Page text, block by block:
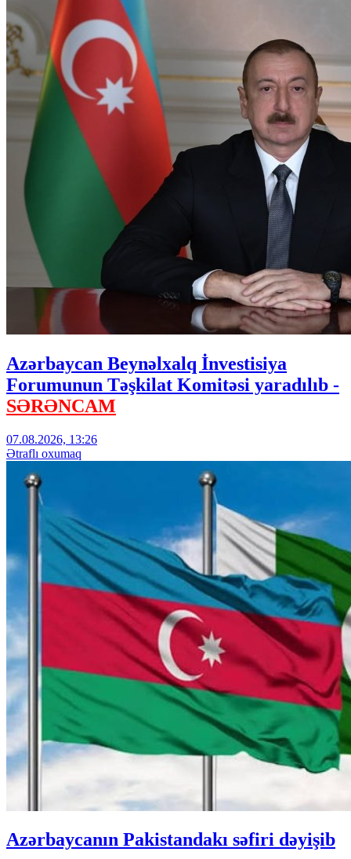
Azərbaycan Beynəlxalq İnvestisiya
Forumunun Təşkilat Komitəsi yaradılıb -
SƏRƏNCAM
07.08.2026, 13:26
Ətraflı oxumaq
Azərbaycanın Pakistandakı səfiri dəyişib